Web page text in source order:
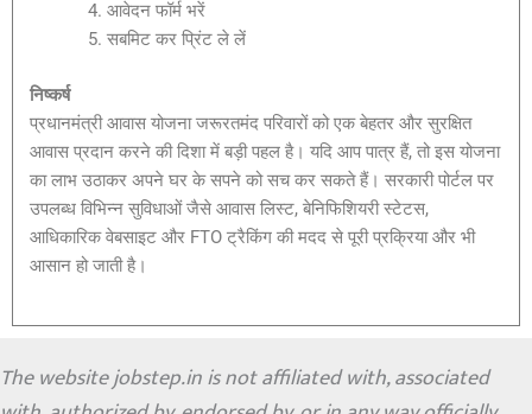
आवेदन फॉर्म भरें
सबमिट कर प्रिंट ले लें
निष्कर्ष
प्रधानमंत्री आवास योजना जरूरतमंद परिवारों को एक बेहतर और सुरक्षित
आवास प्रदान करने की दिशा में बड़ी पहल है। यदि आप पात्र हैं, तो इस योजना
का लाभ उठाकर अपने घर के सपने को सच कर सकते हैं। सरकारी पोर्टल पर
उपलब्ध विभिन्न सुविधाओं जैसे आवास लिस्ट, बेनिफिशियरी स्टेटस,
आधिकारिक वेबसाइट और FTO ट्रैकिंग की मदद से पूरी प्रक्रिया और भी
आसान हो जाती है।
The website jobstep.in is not affiliated with, associated